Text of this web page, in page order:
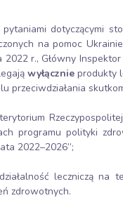
dotyczącymi
na pomoc
r., Główny
wyłącznie produkty
przeciwdziałania
programu polityki
2022–2026”;
leczniczą
zdrowotnych.